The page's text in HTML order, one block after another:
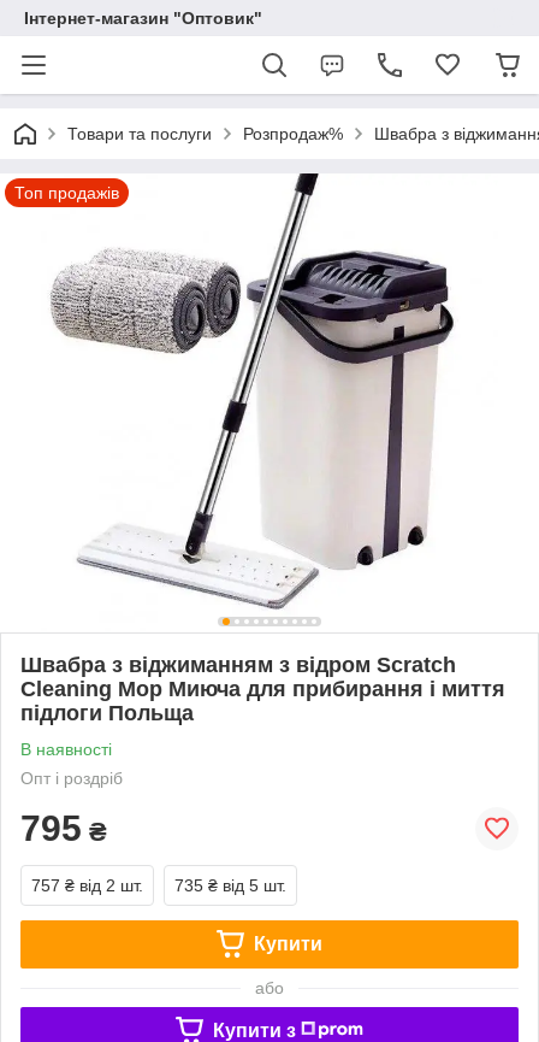
Інтернет-магазин "Оптовик"
Товари та послуги Розпродаж% Швабра з
Топ продажів
Швабра з віджиманням з відром Scratch
Cleaning Mop Миюча для прибирання і миття
підлоги Польща
В наявності
Опт і роздріб
795 ₴
757 ₴ від 2 шт. 735 ₴ від 5 шт.
Купити
або
Купити з